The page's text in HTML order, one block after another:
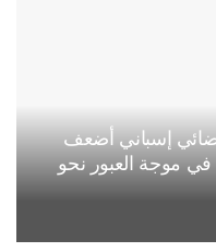
إسباني أضعف
في موجة العبور نحو